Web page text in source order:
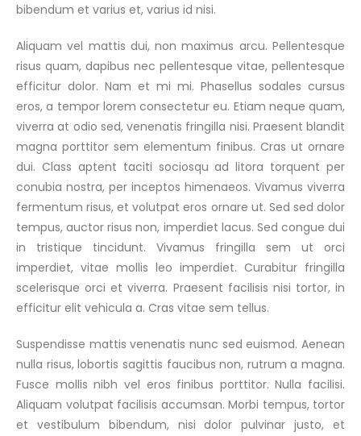
bibendum et varius et, varius id nisi.
Aliquam vel mattis dui, non maximus arcu. Pellentesque
risus quam, dapibus nec pellentesque vitae, pellentesque
efficitur dolor. Nam et mi mi. Phasellus sodales cursus
eros, a tempor lorem consectetur eu. Etiam neque quam,
viverra at odio sed, venenatis fringilla nisi. Praesent blandit
magna porttitor sem elementum finibus. Cras ut ornare
dui. Class aptent taciti sociosqu ad litora torquent per
conubia nostra, per inceptos himenaeos. Vivamus viverra
fermentum risus, et volutpat eros ornare ut. Sed sed dolor
tempus, auctor risus non, imperdiet lacus. Sed congue dui
in tristique tincidunt. Vivamus fringilla sem ut orci
imperdiet, vitae mollis leo imperdiet. Curabitur fringilla
scelerisque orci et viverra. Praesent facilisis nisi tortor, in
efficitur elit vehicula a. Cras vitae sem tellus.
Suspendisse mattis venenatis nunc sed euismod. Aenean
nulla risus, lobortis sagittis faucibus non, rutrum a magna.
Fusce mollis nibh vel eros finibus porttitor. Nulla facilisi.
Aliquam volutpat facilisis accumsan. Morbi tempus, tortor
et vestibulum bibendum, nisi dolor pulvinar justo, et